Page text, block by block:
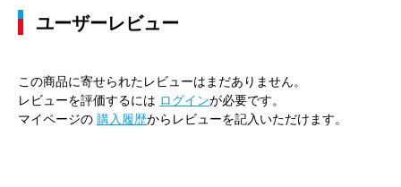
ユーザーレビュー
この商品に寄せられたレビューはまだありません。
レビューを評価するには ログインが必要です。
マイページの 購入履歴からレビューを記入いただけます。